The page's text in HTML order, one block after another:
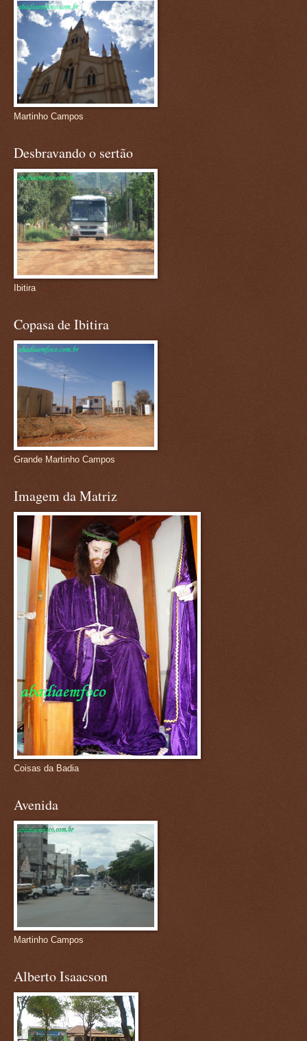
Martinho Campos
Desbravando o sertão
Ibitira
Copasa de Ibitira
Grande Martinho Campos
Imagem da Matriz
Coisas da Badia
Avenida
Martinho Campos
Alberto Isaacson